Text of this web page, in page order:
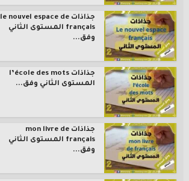
جذاذات le nouvel espace de
français المستوى الثاني
وفق...
جذاذات l’école des mots
المستوى الثاني وفق...
جذاذات mon livre de
français المستوى الثاني
وفق...